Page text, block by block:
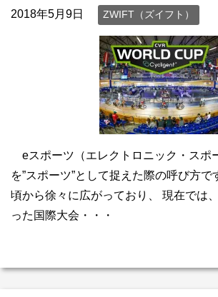
2018年5月9日 ZWIFT（ズイフト）
eスポーツ（エレクトロニック・スポ
を”スポーツ”として捉えた際の呼び方
頃から徐々に広がっており、 現在では
った国際大会・・・